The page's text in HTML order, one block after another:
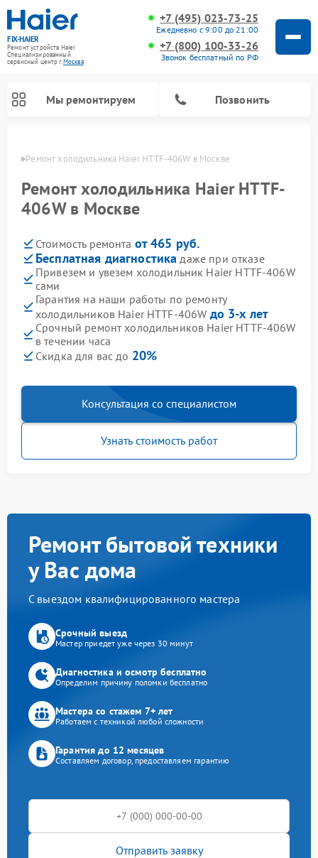
FIX-HAIER
Ремонт устройств Haier
Специализированный
cервисный центр г.Москва
+7 (495) 023-73-25
Ежедневно с 9:00 до 21:00
+7 (800) 100-33-26
Звонок бесплатный по РФ
Мы ремонтируем Позвонить
Ремонт холодильника Haier HTTF-406W в Москве
Ремонт холодильника Haier HTTF-
406W в Москве
Стоимость ремонта от 465 руб.
Бесплатная диагностика даже при отказе
Привезем и увезем холодильник Haier HTTF-406W
сами
Гарантия на наши работы по ремонту
холодильников Haier HTTF-406W до 3-х лет
Срочный ремонт холодильников Haier HTTF-406W
в течении часа
Скидка для вас до 20%
Консультация со специалистом
Узнать стоимость работ
Ремонт бытовой техники
у Вас дома
С выездом квалифицированного мастера
Срочный выезд
Мастер приедет уже через 30 минут
Диагностика и осмотр бесплатно
Определим причину поломки бесплатно
Мастера со стажем 7+ лет
Работаем с техникой любой сложности
Гарантия до 12 месяцев
Составляем договор, предоставляем гарантию
Отправить заявку